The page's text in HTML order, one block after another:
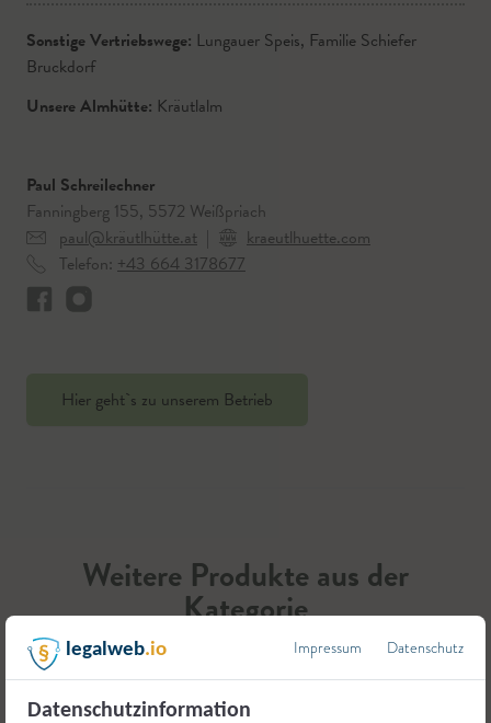
Sonstige Vertriebswege: Lungauer Speis, Familie Schiefer
Bruckdorf
Unsere Almhütte: Kräutlalm
Paul Schreilechner
Fanningberg 155, 5572 Weißpriach
paul@kräutlhütte.at |
kraeutlhuette.com
Telefon: +43 664 3178677
Hier geht`s zu unserem Betrieb
Weitere Produkte aus der
Kategorie
Milch und Milcherzeugnisse
legalweb.io Impressum Datenschutz
Datenschutzinformation